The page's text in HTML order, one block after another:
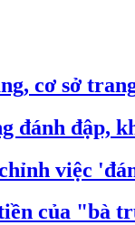
cơ sở
đánh đập,
việc
của "bà